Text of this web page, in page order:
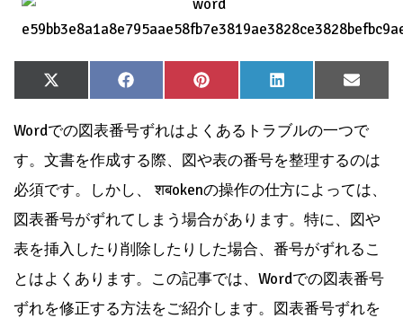
Share
on
X
(Twitter)
Share
on
Facebook
Share
on
Pinterest
Share
on
LinkedIn
Share
on
Email
Wordでの図表番号ずれはよくあるトラブルの一つで
す。文書を作成する際、図や表の番号を整理するのは
必須です。しかし、 शबokenの操作の仕方によっては、
図表番号がずれてしまう場合があります。特に、図や
表を挿入したり削除したりした場合、番号がずれるこ
とはよくあります。この記事では、Wordでの図表番号
ずれを修正する方法をご紹介します。図表番号ずれを